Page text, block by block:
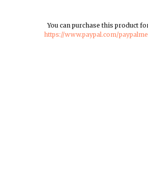
You can purchase this product
https://www.paypal.com/